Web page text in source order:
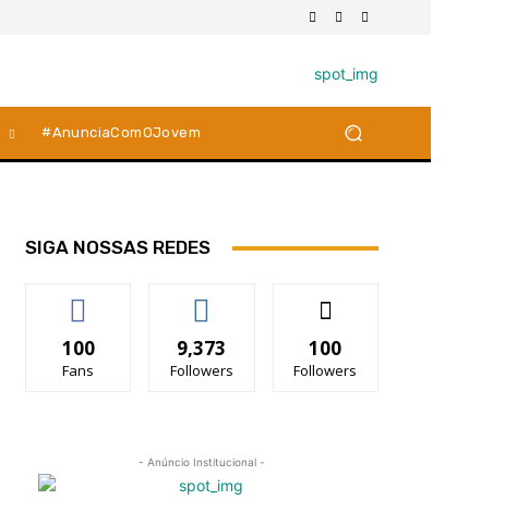
#AnunciaComOJovem
SIGA NOSSAS REDES
100
Fans
9,373
Followers
100
Followers
- Anúncio Institucional -